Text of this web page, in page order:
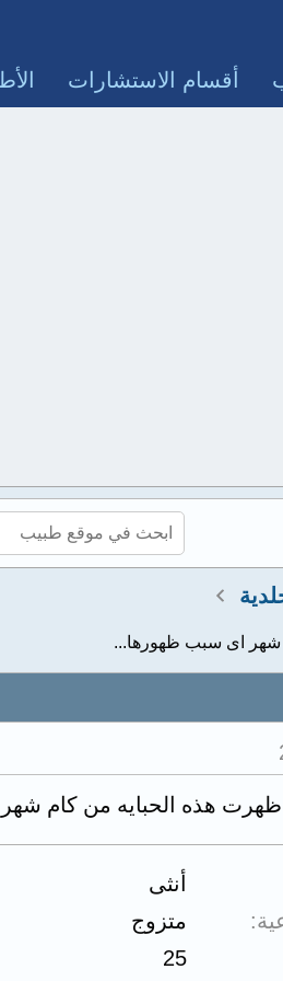
أقسام الاستشارات
شهر اى سبب ظهورها...
ظهرت هذه الحبايه من كام
أنثى
متزوج
25